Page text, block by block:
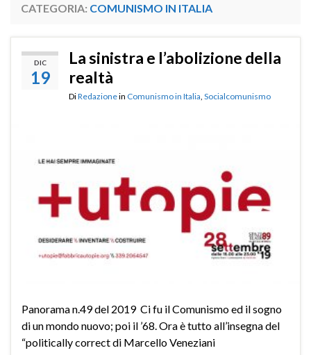
CATEGORIA: COMUNISMO IN ITALIA
DIC
19
La sinistra e l’abolizione della
realtà
DiRedazionein Comunismo in Italia Socialcomunismo
Panorama n.49 del 2019 Ci fu il Comunismo ed il sogno
di un mondo nuovo; poi il ’68. Ora è tutto all’insegna del
“politically correct di Marcello Veneziani